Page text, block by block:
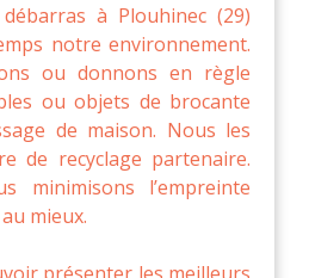
à Plouhinec (29)
notre environnement.
ou donnons en règle
ou objets de brocante
de maison. Nous les
de recyclage partenaire.
minimisons l’empreinte
mieux.